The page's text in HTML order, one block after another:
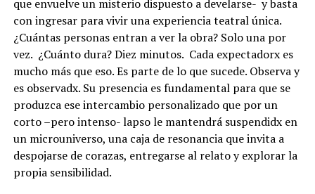
que envuelve un misterio dispuesto a develarse- y basta
con ingresar para vivir una experiencia teatral única.
¿Cuántas personas entran a ver la obra? Solo una por
vez. ¿Cuánto dura? Diez minutos. Cada expectadorx es
mucho más que eso. Es parte de lo que sucede. Observa y
es observadx. Su presencia es fundamental para que se
produzca ese intercambio personalizado que por un
corto –pero intenso- lapso le mantendrá suspendidx en
un microuniverso, una caja de resonancia que invita a
despojarse de corazas, entregarse al relato y explorar la
propia sensibilidad.